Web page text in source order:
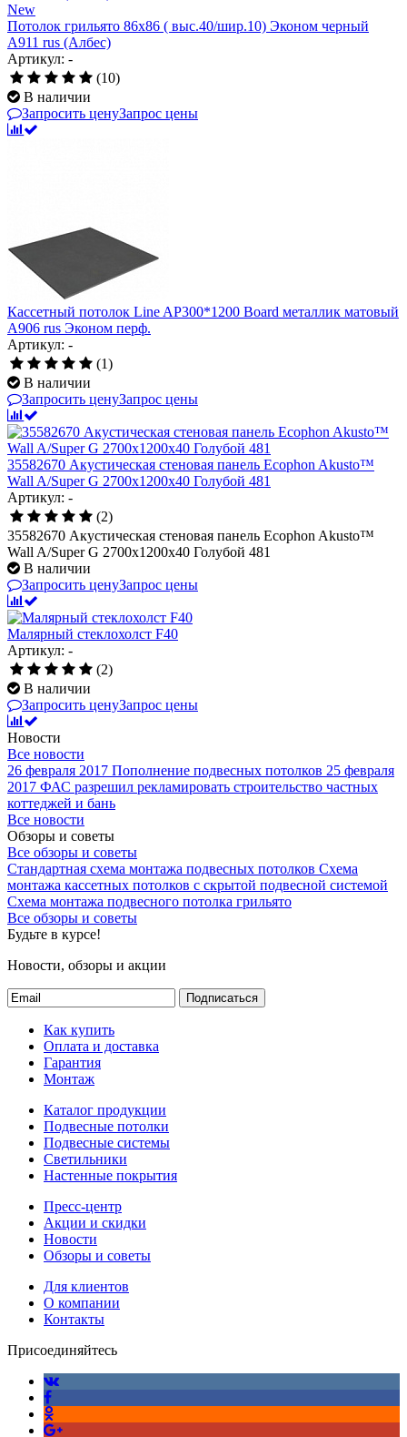
New
Потолок грильято 86х86 ( выс.40/шир.10) Эконом черный
А911 rus (Албес)
Артикул: -
(10)
В наличии
Запросить ценуЗапрос цены
Кассетный потолок Line AP300*1200 Board металлик матовый
А906 rus Эконом перф.
Артикул: -
(1)
В наличии
Запросить ценуЗапрос цены
35582670 Акустическая стеновая панель Ecophon Akusto™
Wall A/Super G 2700x1200x40 Голубой 481
Артикул: -
(2)
35582670 Акустическая стеновая панель Ecophon Akusto™
Wall A/Super G 2700x1200x40 Голубой 481
В наличии
Запросить ценуЗапрос цены
Малярный стеклохолст F40
Артикул: -
(2)
В наличии
Запросить ценуЗапрос цены
Новости
Все новости
26 февраля 2017 Пополнение подвесных потолков 25 февраля
2017 ФАС разрешил рекламировать строительство частных
коттеджей и бань
Все новости
Обзоры и советы
Все обзоры и советы
Стандартная схема монтажа подвесных потолков Схема
монтажа кассетных потолков с скрытой подвесной системой
Схема монтажа подвесного потолка грильято
Все обзоры и советы
Будьте в курсе!
Новости, обзоры и акции
Подписаться
Как купить
Оплата и доставка
Гарантия
Монтаж
Каталог продукции
Подвесные потолки
Подвесные системы
Светильники
Настенные покрытия
Пресс-центр
Акции и скидки
Новости
Обзоры и советы
Для клиентов
О компании
Контакты
Присоединяйтесь